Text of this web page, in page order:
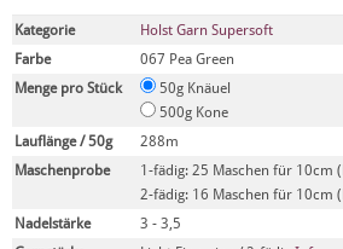
Kategorie
Holst Garn Supersoft
Farbe
067 Pea Green
Menge pro Stück
50g Knäuel
500g Kone
Lauflänge / 50g
288m
Maschenprobe
1-fädig: 25 Maschen für 10cm
2-fädig: 16 Maschen für 10cm
Nadelstärke
3 - 3,5